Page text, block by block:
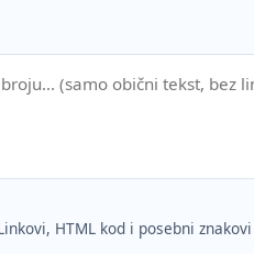
HTML kod i posebni